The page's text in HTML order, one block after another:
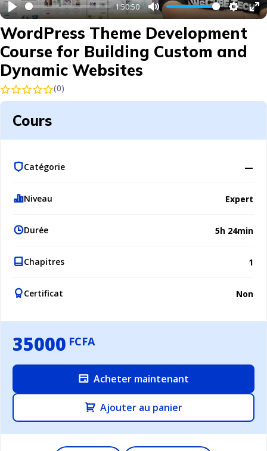
Play
1:50:50
Mute
WordPress Theme Development
Course for Building Custom and
Dynamic Websites
(0)
Cours
Catégorie —
Niveau Expert
Durée 5h 24min
Chapitres 1
Certificat Non
35000 FCFA
Acheter maintenant
Ajouter au panier